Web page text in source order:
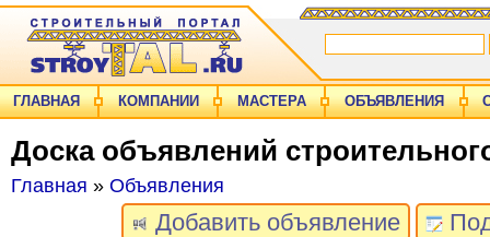
ГЛАВНАЯ КОМПАНИИ МАСТЕРА ОБЪЯВЛЕНИЯ
Доска объявлений
Главная » Объявления
Добавить объявление